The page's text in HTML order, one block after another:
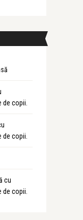
copii.
copii.
cu
copii.